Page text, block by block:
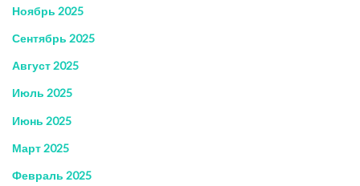
Ноябрь 2025
Сентябрь 2025
Август 2025
Июль 2025
Июнь 2025
Март 2025
Февраль 2025